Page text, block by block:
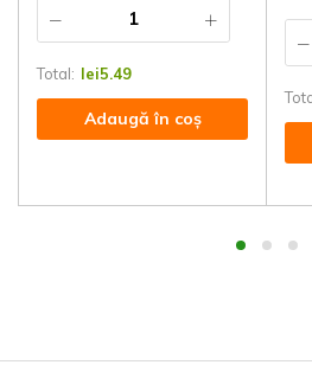
Total: lei5.49
Adaugă în coș